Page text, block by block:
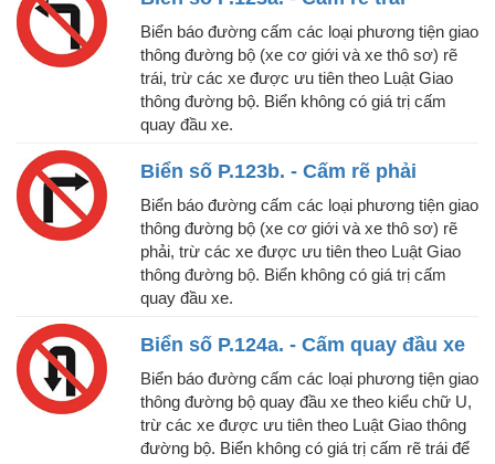
Biển báo đường cấm các loại phương tiện giao
thông đường bộ (xe cơ giới và xe thô sơ) rẽ
trái, trừ các xe được ưu tiên theo Luật Giao
thông đường bộ. Biển không có giá trị cấm
quay đầu xe.
Biển số P.123b. - Cấm rẽ phải
Biển báo đường cấm các loại phương tiện giao
thông đường bộ (xe cơ giới và xe thô sơ) rẽ
phải, trừ các xe được ưu tiên theo Luật Giao
thông đường bộ. Biển không có giá trị cấm
quay đầu xe.
Biển số P.124a. - Cấm quay đầu xe
Biển báo đường cấm các loại phương tiện giao
thông đường bộ quay đầu xe theo kiểu chữ U,
trừ các xe được ưu tiên theo Luật Giao thông
đường bộ. Biển không có giá trị cấm rẽ trái để